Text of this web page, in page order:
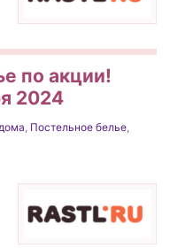
по акции!
2024
, Постельное белье,